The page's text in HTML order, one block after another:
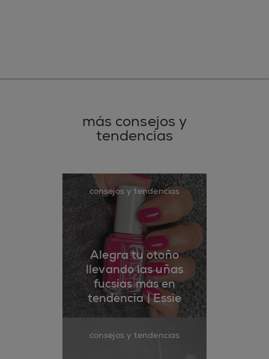
más consejos y
tendencias
consejos y tendencias
Alegra tu otoño
llevando las uñas
fucsias más en
tendencia | Essie
consejos y tendencias